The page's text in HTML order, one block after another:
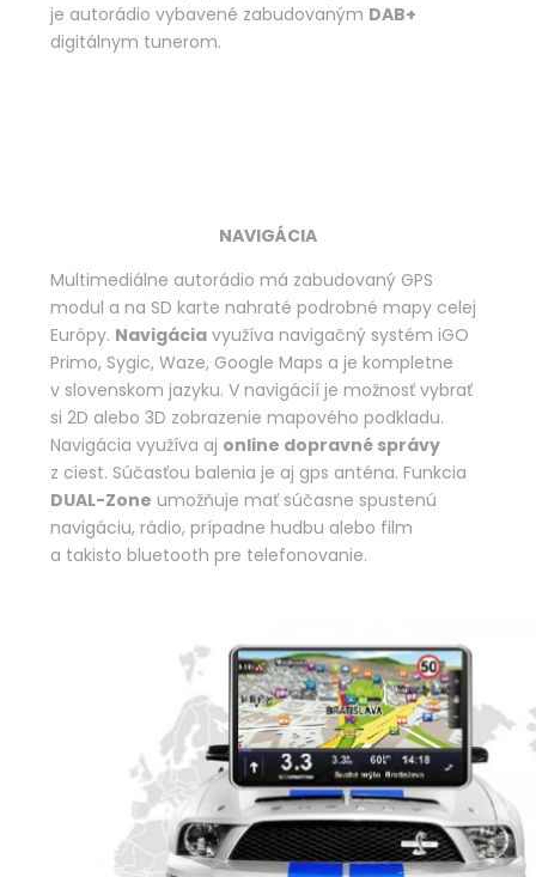
je autorádio vybavené zabudovaným DAB+
digitálnym tunerom.
NAVIGÁCIA
Multimediálne autorádio má zabudovaný GPS
modul a na SD karte nahraté podrobné mapy celej
Európy. Navigácia využíva navigačný systém iGO
Primo, Sygic, Waze, Google Maps a je kompletne
v slovenskom jazyku. V navigácií je možnosť vybrať
si 2D alebo 3D zobrazenie mapového podkladu.
Navigácia využíva aj online dopravné správy
z ciest. Súčasťou balenia je aj gps anténa. Funkcia
DUAL-Zone umožňuje mať súčasne spustenú
navigáciu, rádio, prípadne hudbu alebo film
a takisto bluetooth pre telefonovanie.